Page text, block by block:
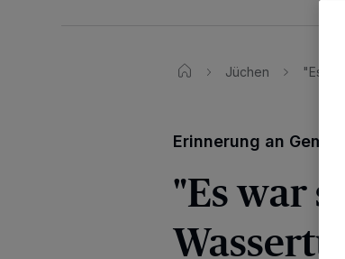
Jüchen "Es
Erinnerung an
"Es war